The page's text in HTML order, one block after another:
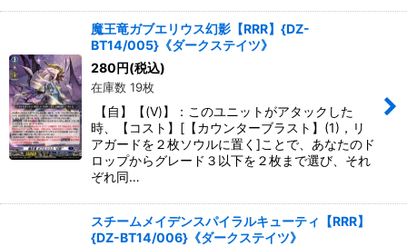
魔王竜ガブエリウス幻影【RRR】{DZ-
BT14/005}《ダークステイツ》
280円(税込)
在庫数 19枚
【自】【(V)】：このユニットがアタックした
時、【コスト】[【カウンターブラスト】(1)，リ
アガードを２枚ソウルに置く]ことで、あなたのド
ロップからグレード３以下を２枚まで選び、それ
ぞれ同…
スチームメイデンスパイラルキューティ【RRR】
{DZ-BT14/006}《ダークステイツ》